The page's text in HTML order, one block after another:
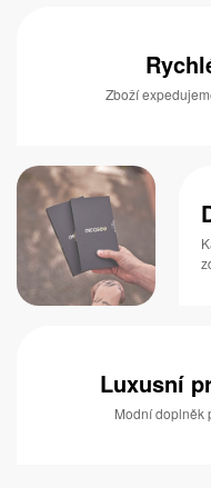
Zboží
Luxusní
Modní doplněk